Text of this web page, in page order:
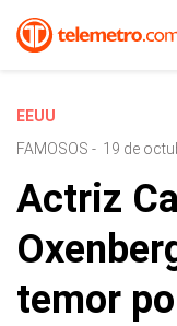
EEUU
FAMOSOS - 19 de
Actriz
temor